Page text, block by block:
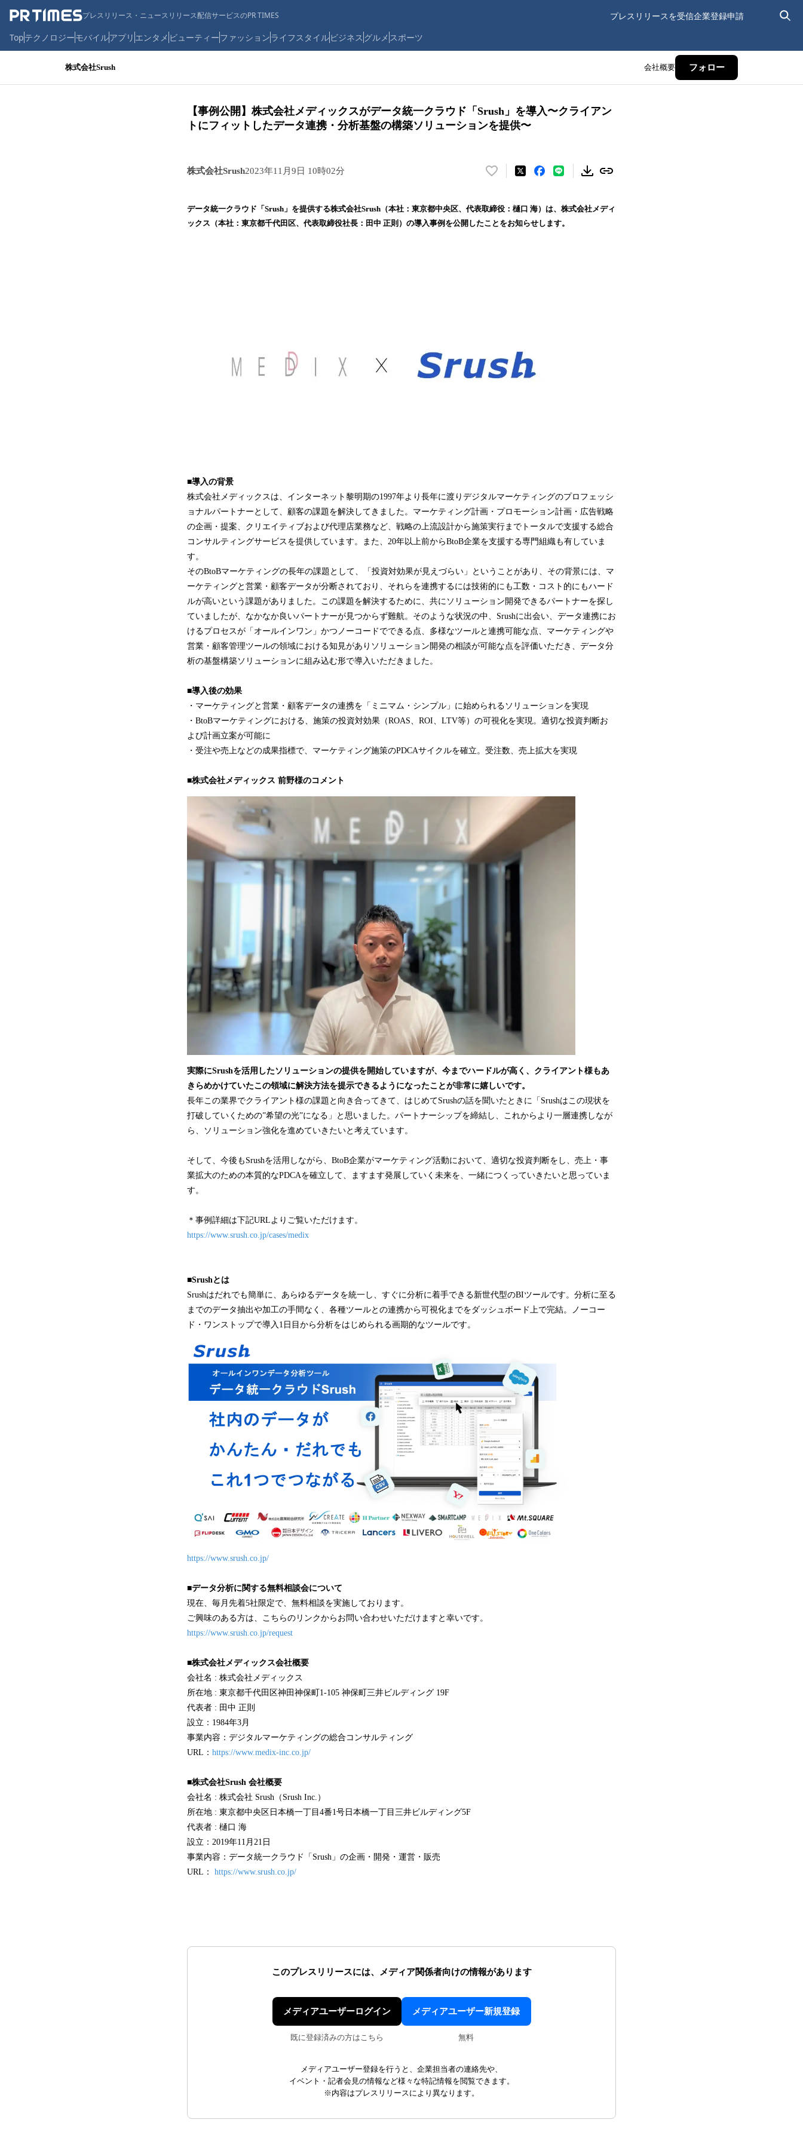
プレスリリース・ニュースリリース配信サービスのPR TIMES プレスリリースを受信企業登録申請
Topテクノロジーモバイルアプリ エンタメ ビューティーファッションライフスタイルビジネス グルメ スポーツ
株式会社Srush 会社概要 フォロー
【事例公開】株式会社メディックスがデータ統一クラウド「Srush」を導入〜クライアン
トにフィットしたデータ連携・分析基盤の構築ソリューションを提供〜
株式会社Srush2023年11月9日 10時02分
い
！
数
データ統一クラウド「Srush」を提供する株式会社Srush（本社：東京都中央区、代表取締役：樋口 海）は、株式会社メディ
ックス（本社：東京都千代田区、代表取締役社長：田中 正則）の導入事例を公開したことをお知らせします。
■導入の背景
株式会社メディックスは、インターネット黎明期の1997年より長年に渡りデジタルマーケティングのプロフェッシ
ョナルパートナーとして、顧客の課題を解決してきました。マーケティング計画・プロモーション計画・広告戦略
の企画・提案、クリエイティブおよび代理店業務など、戦略の上流設計から施策実行までトータルで支援する総合
コンサルティングサービスを提供しています。また、20年以上前からBtoB企業を支援する専門組織も有していま
す。
そのBtoBマーケティングの長年の課題として、「投資対効果が見えづらい」ということがあり、その背景には、マ
ーケティングと営業・顧客データが分断されており、それらを連携するには技術的にも工数・コスト的にもハード
ルが高いという課題がありました。この課題を解決するために、共にソリューション開発できるパートナーを探し
ていましたが、なかなか良いパートナーが見つからず難航。そのような状況の中、Srushに出会い、データ連携にお
けるプロセスが「オールインワン」かつノーコードでできる点、多様なツールと連携可能な点、マーケティングや
営業・顧客管理ツールの領域における知見がありソリューション開発の相談が可能な点を評価いただき、データ分
析の基盤構築ソリューションに組み込む形で導入いただきました。
■導入後の効果
・マーケティングと営業・顧客データの連携を「ミニマム・シンプル」に始められるソリューションを実現
・BtoBマーケティングにおける、施策の投資対効果（ROAS、ROI、LTV等）の可視化を実現。適切な投資判断お
よび計画立案が可能に
・受注や売上などの成果指標で、マーケティング施策のPDCAサイクルを確立。受注数、売上拡大を実現
■株式会社メディックス 前野様のコメント
実際にSrushを活用したソリューションの提供を開始していますが、今までハードルが高く、クライアント様もあ
きらめかけていたこの領域に解決方法を提示できるようになったことが非常に嬉しいです。
長年この業界でクライアント様の課題と向き合ってきて、はじめてSrushの話を聞いたときに「Srushはこの現状を
打破していくための”希望の光”になる」と思いました。パートナーシップを締結し、これからより一層連携しなが
ら、ソリューション強化を進めていきたいと考えています。
そして、今後もSrushを活用しながら、BtoB企業がマーケティング活動において、適切な投資判断をし、売上・事
業拡大のための本質的なPDCAを確立して、ますます発展していく未来を、一緒につくっていきたいと思っていま
す。
＊事例詳細は下記URLよりご覧いただけます。
https://www.srush.co.jp/cases/medix
■Srushとは
Srushはだれでも簡単に、あらゆるデータを統一し、すぐに分析に着手できる新世代型のBIツールです。分析に至る
までのデータ抽出や加工の手間なく、各種ツールとの連携から可視化までをダッシュボード上で完結。ノーコー
ド・ワンストップで導入1日目から分析をはじめられる画期的なツールです。
https://www.srush.co.jp/
■データ分析に関する無料相談会について
現在、毎月先着5社限定で、無料相談を実施しております。
ご興味のある方は、こちらのリンクからお問い合わせいただけますと幸いです。
https://www.srush.co.jp/request
■株式会社メディックス会社概要
会社名 : 株式会社メディックス
所在地 : 東京都千代田区神田神保町1-105 神保町三井ビルディング 19F
代表者 : 田中 正則
設立：1984年3月
事業内容：デジタルマーケティングの総合コンサルティング
URL： https://www.medix-inc.co.jp/
■株式会社Srush 会社概要
会社名 : 株式会社 Srush（Srush Inc.）
所在地 : 東京都中央区日本橋一丁目4番1号日本橋一丁目三井ビルディング5F
代表者 : 樋口 海
設立：2019年11月21日
事業内容：データ統一クラウド「Srush」の企画・開発・運営・販売
URL： https://www.srush.co.jp/
このプレスリリースには、 メディア関係者向けの情報があります
メディアユーザーログイン
既に登録済みの方はこちら
メディアユーザー新規登録
無料
メディアユーザー登録を行うと、企業担当者の連絡先や、
イベント・記者会見の情報など様々な特記情報を閲覧できます。
※内容はプレスリリースにより異なります。